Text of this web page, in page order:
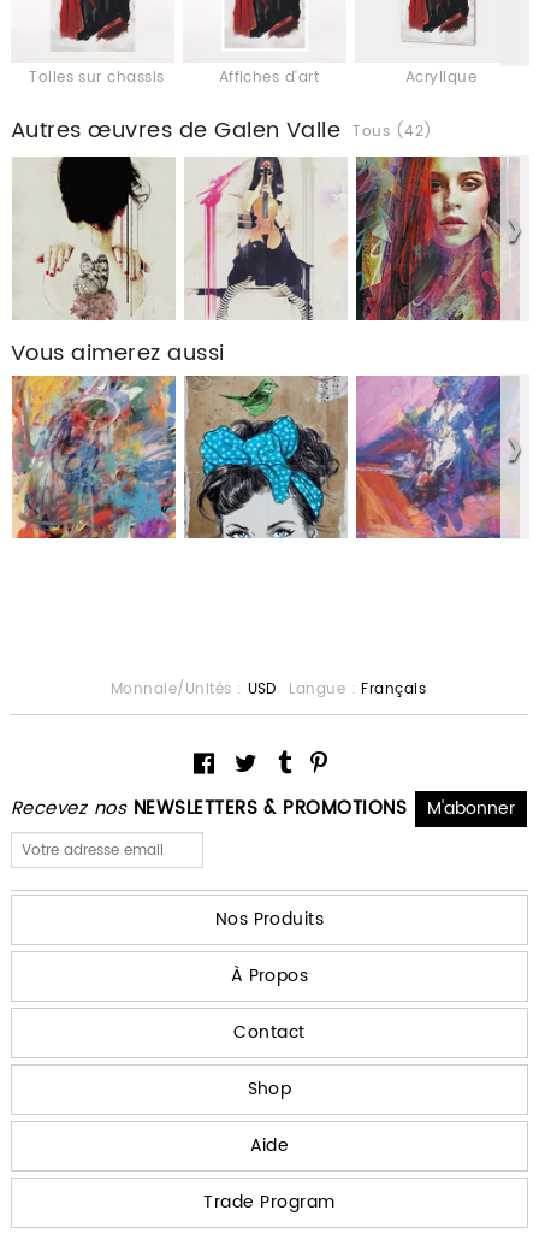
Toiles sur chassis Affiches d'art Acrylique
Autres œuvres de Galen Valle Tous (42)
Vous aimerez aussi
Recevez nos NEWSLETTERS & PROMOTIONS
Monnaie/Unités : USD Langue : Français
Nos Produits
À Propos
Contact
Shop
Aide
Trade Program